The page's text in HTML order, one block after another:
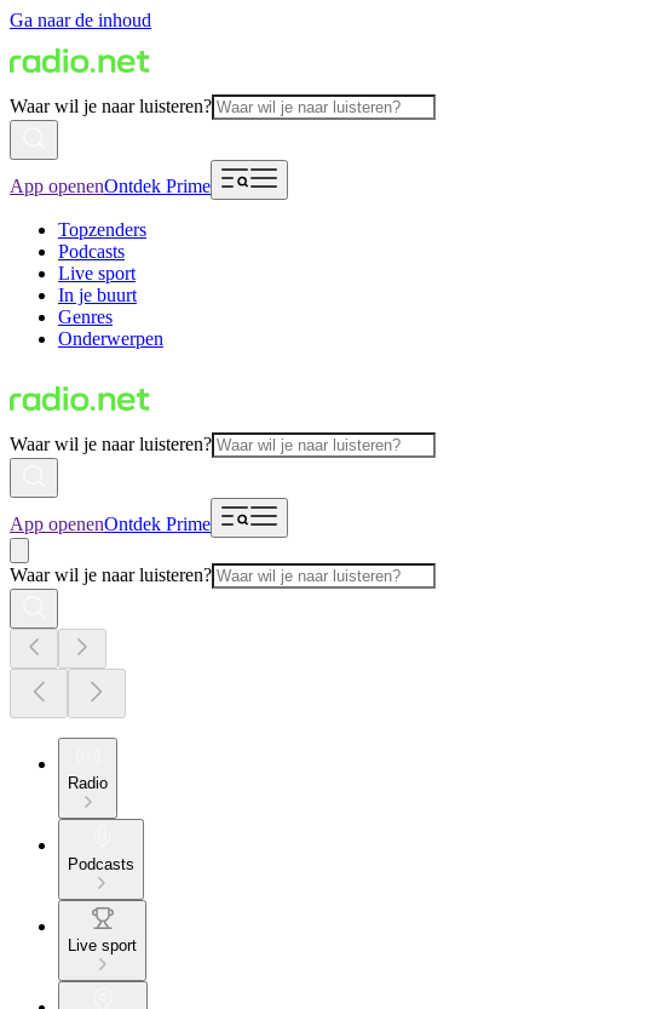
Ga naar de inhoud
Waar wil je naar luisteren?
App openenOntdek Prime
Topzenders
Podcasts
Live sport
In je buurt
Genres
Onderwerpen
Waar wil je naar luisteren?
App openenOntdek Prime
Waar wil je naar luisteren?
Radio
Podcasts
Live sport